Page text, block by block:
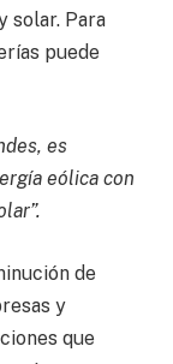
solar. Para
puede
es
eólica con
de
y
que